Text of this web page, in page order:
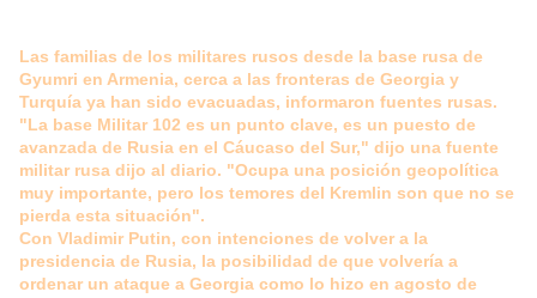
Las familias de los militares rusos desde la base rusa de
Gyumri en Armenia, cerca a las fronteras de Georgia y
Turquía ya han sido evacuadas, informaron fuentes rusas.
"La base Militar 102 es un punto clave, es un puesto de
avanzada de Rusia en el Cáucaso del Sur," dijo una fuente
militar rusa dijo al diario. "Ocupa una posición geopolítica
muy importante, pero los temores del Kremlin son que no se
pierda esta situación".
Con Vladimir Putin, con intenciones de volver a la
presidencia de Rusia, la posibilidad de que volvería a
ordenar un ataque a Georgia como lo hizo en agosto de